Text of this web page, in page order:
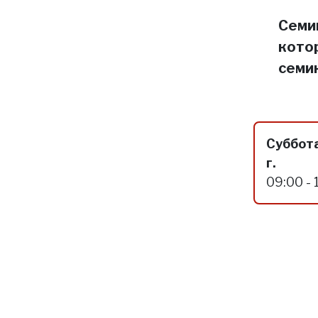
г.
09:00 -